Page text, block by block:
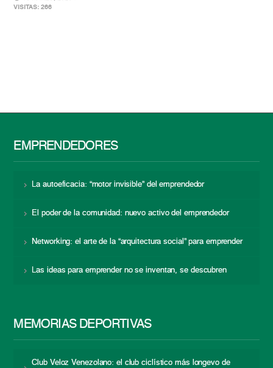
VISITAS: 266
EMPRENDEDORES
La autoeficacia: “motor invisible” del emprendedor
El poder de la comunidad: nuevo activo del emprendedor
Networking: el arte de la “arquitectura social” para emprender
Las ideas para emprender no se inventan, se descubren
MEMORIAS DEPORTIVAS
Club Veloz Venezolano: el club ciclístico más longevo de